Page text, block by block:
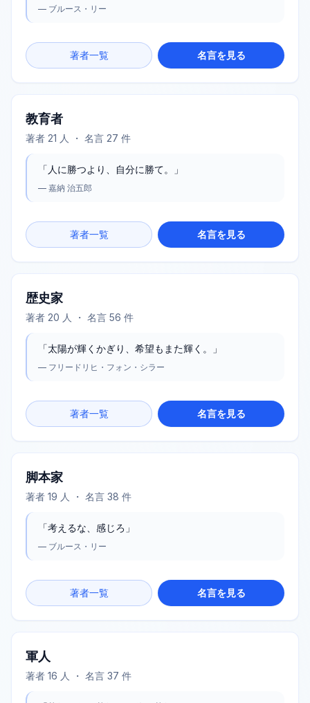
— ブルース・リー
著者一覧 名言を見る
教育者
著者 21 人 ・ 名言 27 件
「 人に勝つより、自分に勝て。 」
— 嘉納 治五郎
著者一覧 名言を見る
歴史家
著者 20 人 ・ 名言 56 件
「太陽が輝くかぎり、希望もまた輝く。 」
— フリードリヒ・フォン・シラー
著者一覧 名言を見る
脚本家
著者 19 人 ・ 名言 38 件
「考えるな、感じろ 」
— ブルース・リー
著者一覧 名言を見る
軍人
著者 16 人 ・ 名言 37 件